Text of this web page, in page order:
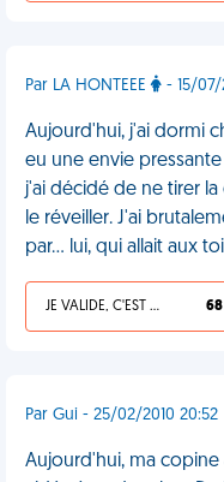
Par LA HONTEEE - 15/
Aujourd'hui, j'ai dormi
eu une envie
j'ai décidé de ne tirer
le réveiller. J'ai
par... lui, qui allait aux
JE VALIDE, C'EST UNE VDM 68
Par Gui - 25/02/2010 20:52
Aujourd'hui, ma copine